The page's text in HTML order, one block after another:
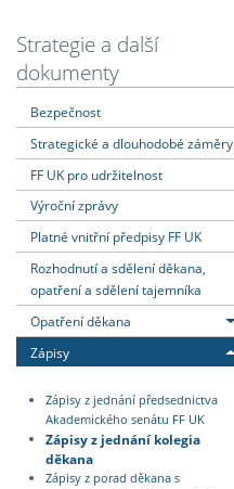
Dozvědět se více
Podat přihlášku
Dozvědět se více
Dozvědět se více
Dozvědět se více
Strategie a další
dokumenty
Bezpečnost
Strategické a dlouhodobé záměry
FF UK pro udržitelnost
Výroční zprávy
Platné vnitřní předpisy FF UK
Rozhodnutí a sdělení děkana,
opatření a sdělení tajemníka
Opatření děkana
Zápisy
Zápisy z jednání předsednictva
Akademického senátu FF UK
Zápisy z jednání kolegia
děkana
Zápisy z porad děkana s